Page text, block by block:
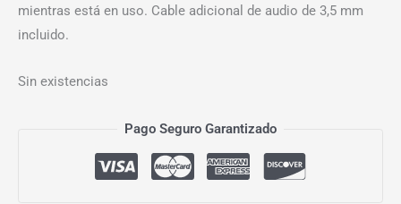
mientras está en uso. Cable adicional de audio de 3,5 mm
incluido.
Sin existencias
Pago Seguro Garantizado